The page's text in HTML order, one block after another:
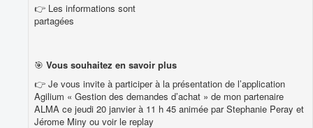
👉 Les informations sont
partagées
🎯 Vous souhaitez en savoir plus
👉 Je vous invite à participer à la présentation de l’application
Agilium « Gestion des demandes d’achat » de mon partenaire
ALMA ce jeudi 20 janvier à 11 h 45 animée par Stephanie Peray et
Jérome Miny ou voir le replay